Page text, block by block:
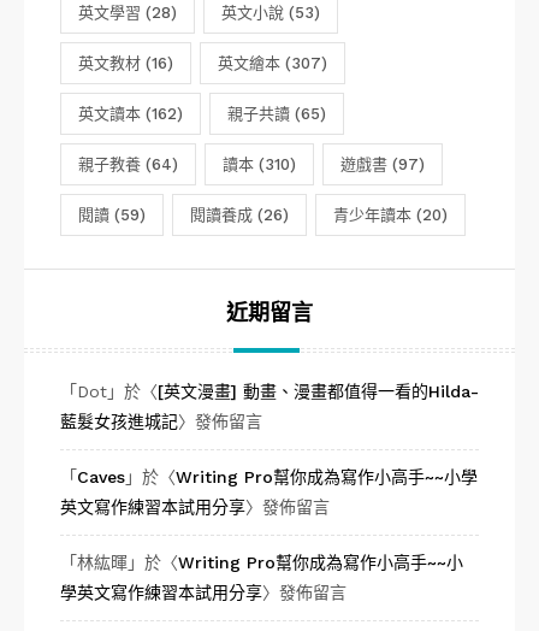
英文學習 (28) 英文小說 (53)
英文教材 (16) 英文繪本 (307)
英文讀本 (162) 親子共讀 (65)
親子教養 (64) 讀本 (310) 遊戲書 (97)
閱讀 (59) 閱讀養成 (26) 青少年讀本 (20)
近期留言
「 Dot」於〈[英文漫畫] 動畫、漫畫都值得一看的Hilda-
藍髮女孩進城記〉發佈留言
「 Caves」於〈Writing Pro幫你成為寫作小高手~~小學
英文寫作練習本試用分享〉發佈留言
「林紘暉 」於〈Writing Pro幫你成為寫作小高手~~小
學英文寫作練習本試用分享〉發佈留言